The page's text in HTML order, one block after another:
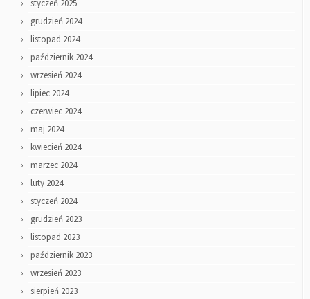
styczeń 2025
grudzień 2024
listopad 2024
październik 2024
wrzesień 2024
lipiec 2024
czerwiec 2024
maj 2024
kwiecień 2024
marzec 2024
luty 2024
styczeń 2024
grudzień 2023
listopad 2023
październik 2023
wrzesień 2023
sierpień 2023